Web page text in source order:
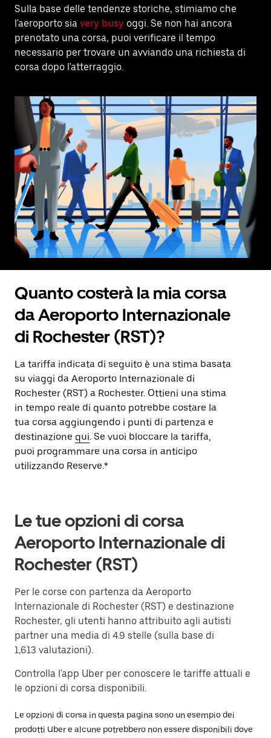
Sulla base delle tendenze storiche, stimiamo che
l'aeroporto sia very busy oggi. Se non hai ancora
prenotato una corsa, puoi verificare il tempo
necessario per trovare un avviando una richiesta di
corsa dopo l'atterraggio.
Quanto costerà la mia corsa
da Aeroporto Internazionale
di Rochester (RST)?
La tariffa indicata di seguito è una stima basata
su viaggi da Aeroporto Internazionale di
Rochester (RST) a Rochester. Ottieni una stima
in tempo reale di quanto potrebbe costare la
tua corsa aggiungendo i punti di partenza e
destinazione qui. Se vuoi bloccare la tariffa,
puoi programmare una corsa in anticipo
utilizzando Reserve.*
Le tue opzioni di corsa
Aeroporto Internazionale di
Rochester (RST)
Per le corse con partenza da Aeroporto
Internazionale di Rochester (RST) e destinazione
Rochester, gli utenti hanno attribuito agli autisti
partner una media di 4.9 stelle (sulla base di
1,613 valutazioni).
Controlla l'app Uber per conoscere le tariffe attuali e
le opzioni di corsa disponibili.
Le opzioni di corsa in questa pagina sono un esempio dei
prodotti Uber e alcune potrebbero non essere disponibili dove